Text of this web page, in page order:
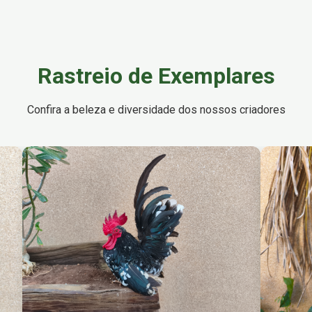
Rastreio de Exemplares
Confira a beleza e diversidade dos nossos criadores